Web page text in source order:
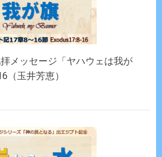
メッセージ「ヤハウェは我が
（玉井芳恵）